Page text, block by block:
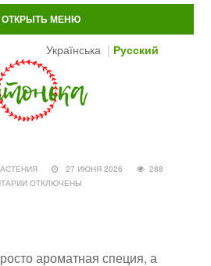
ОТКРЫТЬ МЕНЮ
Українська Русский
27 ИЮНЯ 2026
288
ОТКЛЮЧЕНЫ
ароматная специя, а